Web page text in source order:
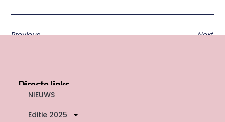
Previous Next
Directe links
NIEUWS
Editie 2025